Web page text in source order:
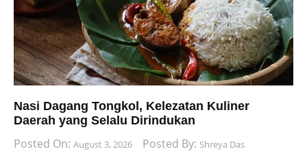
Nasi Dagang Tongkol, Kelezatan Kuliner
Daerah yang Selalu Dirindukan
Posted On: August 3, 2026 Posted By: Shreya Das